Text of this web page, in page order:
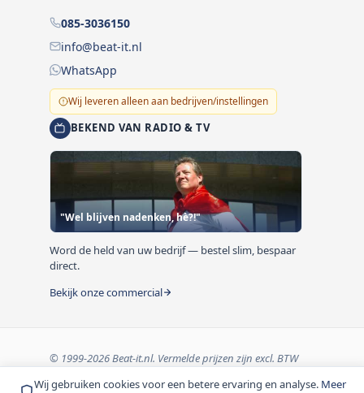
Wij gebruiken cookies voor een betere ervaring en analyse. Meer
085-3036150
info@beat-it.nl
WhatsApp
Wij leveren alleen aan bedrijven/instellingen
BEKEND VAN RADIO & TV
"Wel blijven nadenken, hè?!"
Word de held van uw bedrijf — bestel slim, bespaar
direct.
Bekijk onze commercial
© 1999-2026 Beat-it.nl. Vermelde prijzen zijn excl. BTW
tenzij anders vermeld.